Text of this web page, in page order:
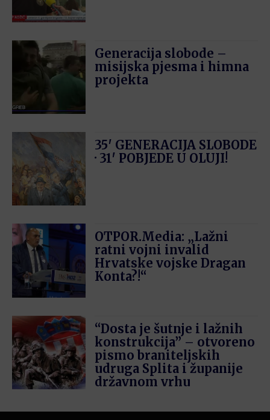
Generacija slobode –
misijska pjesma i himna
projekta
35′ GENERACIJA SLOBODE
· 31′ POBJEDE U OLUJI!
OTPOR.Media: „Lažni
ratni vojni invalid
Hrvatske vojske Dragan
Konta?!“
“Dosta je šutnje i lažnih
konstrukcija” – otvoreno
pismo braniteljskih
udruga Splita i županije
državnom vrhu